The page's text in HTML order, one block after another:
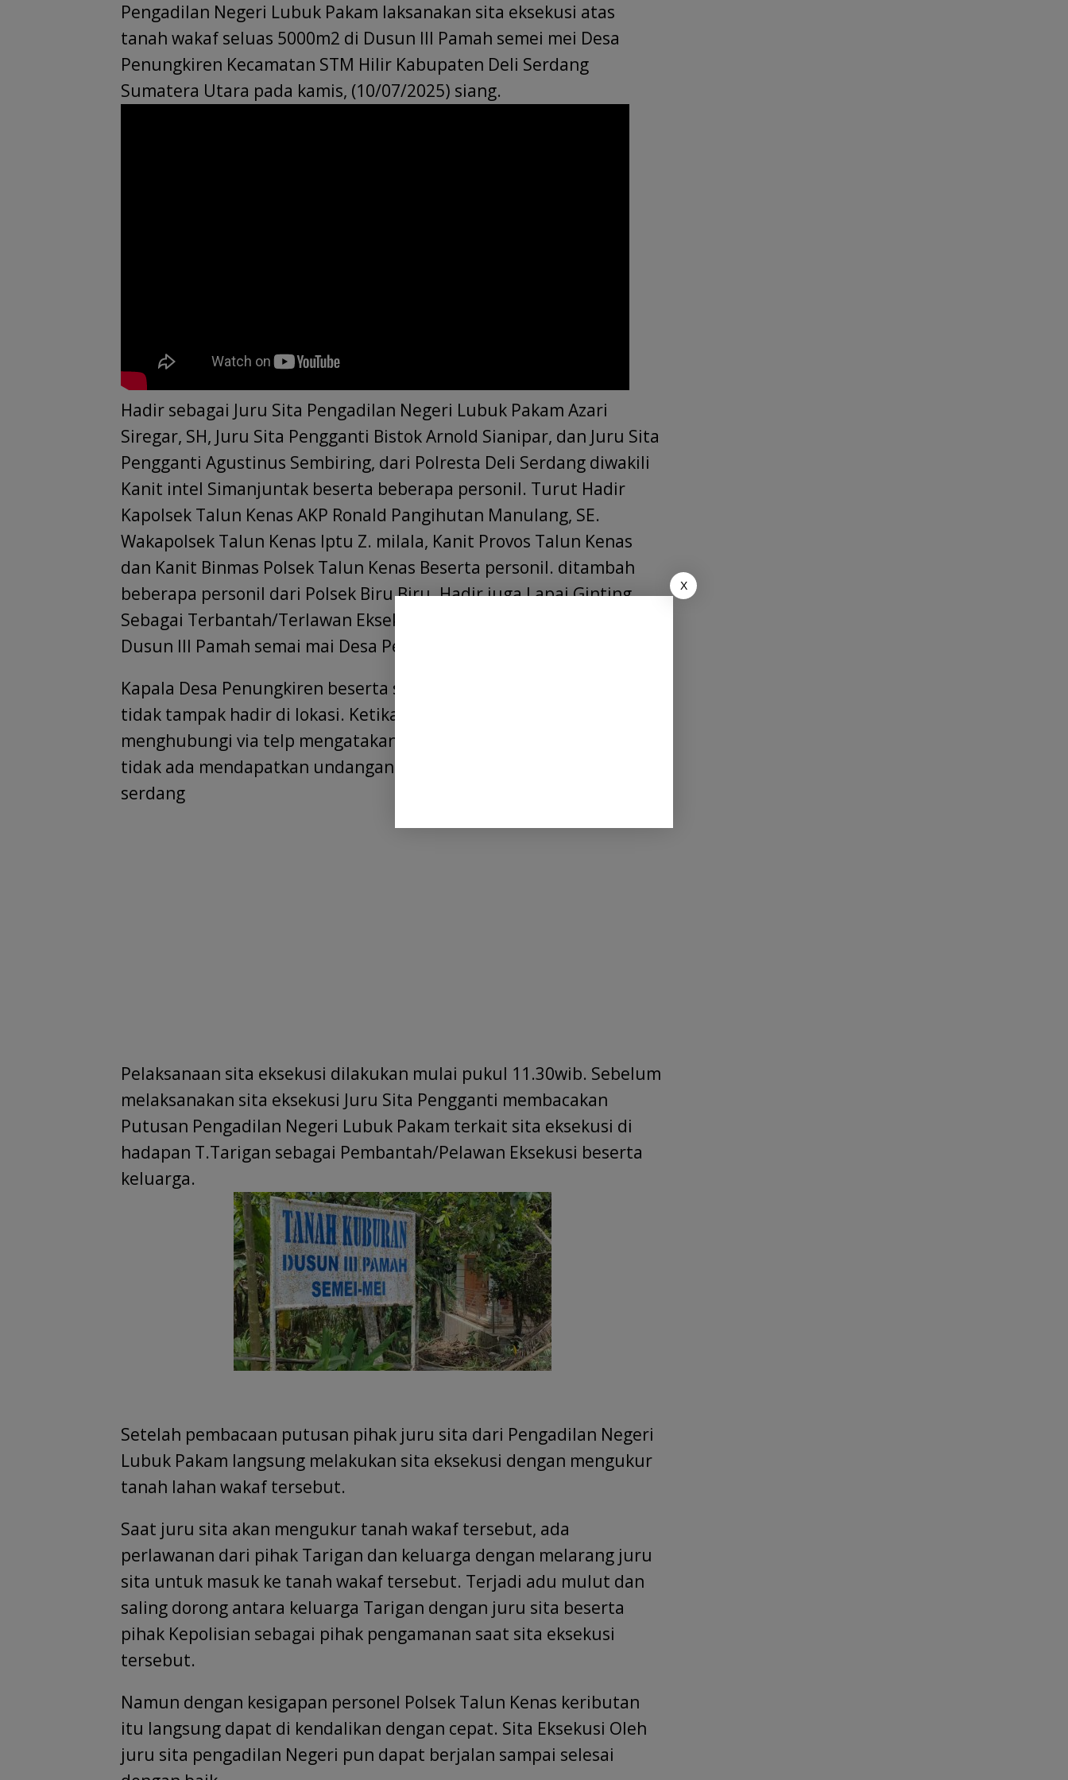
b
o
o
k
s
A
p
p
e
dI
n
l gr
a
m
a
d
s
er e
Pengadilan Negeri Lubuk Pakam laksanakan sita eksekusi atas
tanah wakaf seluas 5000m2 di Dusun III Pamah semei mei Desa
Penungkiren Kecamatan STM Hilir Kabupaten Deli Serdang
Sumatera Utara pada kamis, (10/07/2025) siang.
Hadir sebagai Juru Sita Pengadilan Negeri Lubuk Pakam Azari
Siregar, SH, Juru Sita Pengganti Bistok Arnold Sianipar, dan Juru Sita
Pengganti Agustinus Sembiring, dari Polresta Deli Serdang diwakili
Kanit intel Simanjuntak beserta beberapa personil. Turut Hadir
Kapolsek Talun Kenas AKP Ronald Pangihutan Manulang, SE.
Wakapolsek Talun Kenas Iptu Z. milala, Kanit Provos Talun Kenas
dan Kanit Binmas Polsek Talun Kenas Beserta personil. ditambah
beberapa personil dari Polsek Biru Biru. Hadir juga Lapai Ginting
Sebagai Terbantah/Terlawan Eksekusi beserta puluhan masyarakat
Dusun III Pamah semai mai Desa Penungkiren.
Kapala Desa Penungkiren beserta sekretaris desa, kaur, dan kadus
tidak tampak hadir di lokasi. Ketika pihak dstvnews.com
menghubungi via telp mengatakan pihak desa tidak hadir karena
tidak ada mendapatkan undangan dari Pengadilan Negeri deli
serdang
Pelaksanaan sita eksekusi dilakukan mulai pukul 11.30wib. Sebelum
melaksanakan sita eksekusi Juru Sita Pengganti membacakan
Putusan Pengadilan Negeri Lubuk Pakam terkait sita eksekusi di
hadapan T.Tarigan sebagai Pembantah/Pelawan Eksekusi beserta
keluarga.
Setelah pembacaan putusan pihak juru sita dari Pengadilan Negeri
Lubuk Pakam langsung melakukan sita eksekusi dengan mengukur
tanah lahan wakaf tersebut.
Saat juru sita akan mengukur tanah wakaf tersebut, ada
perlawanan dari pihak Tarigan dan keluarga dengan melarang juru
sita untuk masuk ke tanah wakaf tersebut. Terjadi adu mulut dan
saling dorong antara keluarga Tarigan dengan juru sita beserta
pihak Kepolisian sebagai pihak pengamanan saat sita eksekusi
tersebut.
Namun dengan kesigapan personel Polsek Talun Kenas keributan
itu langsung dapat di kendalikan dengan cepat. Sita Eksekusi Oleh
juru sita pengadilan Negeri pun dapat berjalan sampai selesai
X